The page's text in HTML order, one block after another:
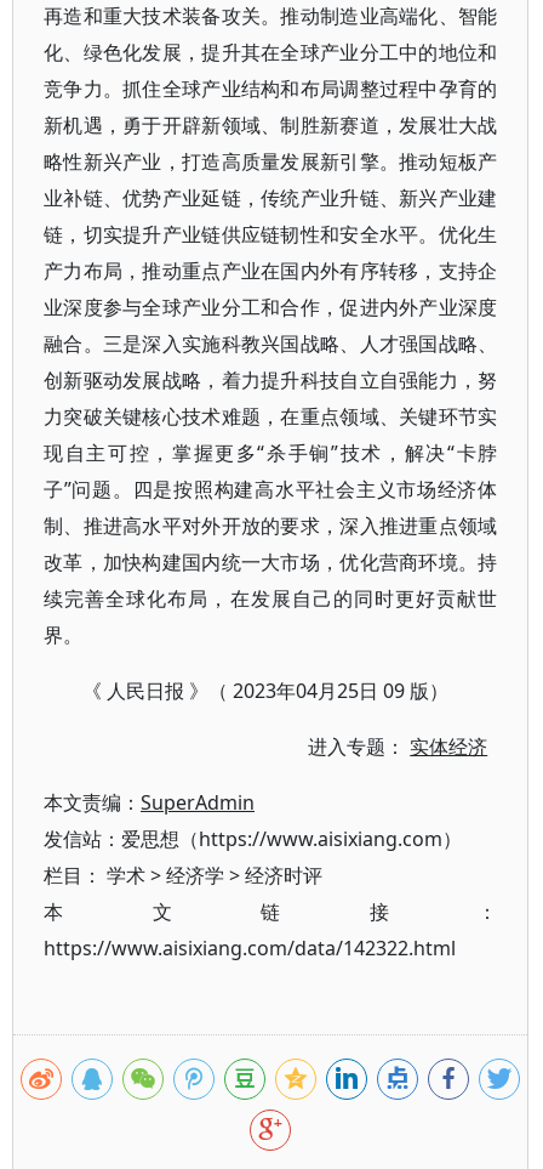
再造和重大技术装备攻关。推动制造业高端化、智能
化、绿色化发展，提升其在全球产业分工中的地位和
竞争力。抓住全球产业结构和布局调整过程中孕育的
新机遇，勇于开辟新领域、制胜新赛道，发展壮大战
略性新兴产业，打造高质量发展新引擎。推动短板产
业补链、优势产业延链，传统产业升链、新兴产业建
链，切实提升产业链供应链韧性和安全水平。优化生
产力布局，推动重点产业在国内外有序转移，支持企
业深度参与全球产业分工和合作，促进内外产业深度
融合。三是深入实施科教兴国战略、人才强国战略、
创新驱动发展战略，着力提升科技自立自强能力，努
力突破关键核心技术难题，在重点领域、关键环节实
现自主可控，掌握更多“杀手锏”技术，解决“卡脖
子”问题。四是按照构建高水平社会主义市场经济体
制、推进高水平对外开放的要求，深入推进重点领域
改革，加快构建国内统一大市场，优化营商环境。持
续完善全球化布局，在发展自己的同时更好贡献世
界。
《 人民日报 》（ 2023年04月25日 09 版）
进入专题： 实体经济
本文责编： SuperAdmin
发信站：爱思想（https://www.aisixiang.com）
栏目： 学术>经济学 >经济时评
本文链接：
https://www.aisixiang.com/data/142322.html